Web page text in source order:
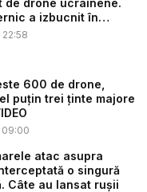
de drone ucrainene.
a izbucnit în
600 de drone,
puțin trei ținte majore
09:00
atac asupra
o singură
Câte au lansat rușii